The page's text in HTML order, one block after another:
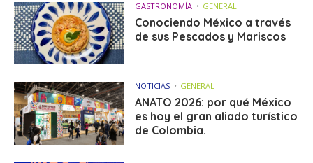
GASTRONOMÍA GENERAL
Conociendo México a través
de sus Pescados y Mariscos
NOTICIAS GENERAL
ANATO 2026: por qué México
es hoy el gran aliado turístico
de Colombia.